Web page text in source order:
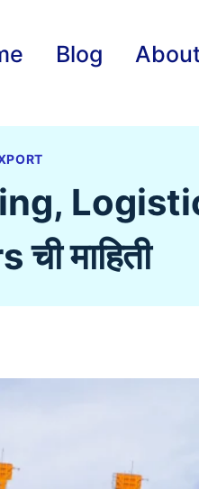
Blog
माहिती